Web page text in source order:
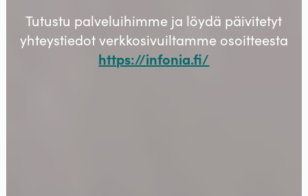
Tutustu palveluihimme ja löydä päivitetyt
yhteystiedot verkkosivuiltamme osoitteesta
https://infonia.fi/